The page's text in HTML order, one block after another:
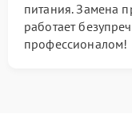
питания. Замена
работает
профессионалом!